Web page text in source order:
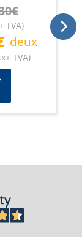
€
TVA)
deux
+ TVA)